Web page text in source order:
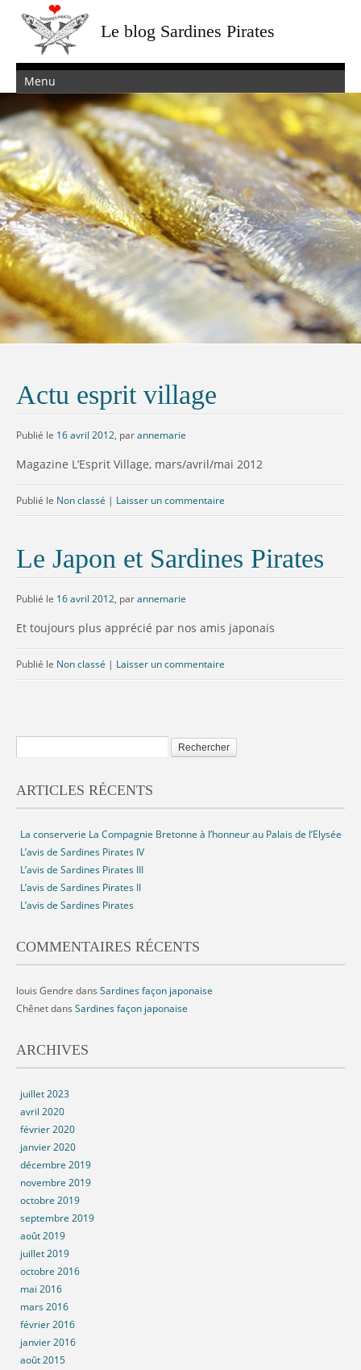
Le blog Sardines Pirates
Menu
Actu esprit village
Publié le 16 avril 2012, parannemarie
Magazine L’Esprit Village, mars/avril/mai 2012
Publié le Non classé | Laisser un commentaire
Le Japon et Sardines Pirates
Publié le 16 avril 2012, parannemarie
Et toujours plus apprécié par nos amis japonais
Publié le Non classé | Laisser un commentaire
ARTICLES RÉCENTS
La conserverie La Compagnie Bretonne à l’honneur au Palais de l’Elysée
L’avis de Sardines Pirates IV
L’avis de Sardines Pirates III
L’avis de Sardines Pirates II
L’avis de Sardines Pirates
COMMENTAIRES RÉCENTS
louis Gendre dans Sardines façon japonaise
Chênetdans Sardines façon japonaise
ARCHIVES
juillet 2023
avril 2020
février 2020
janvier 2020
décembre 2019
novembre 2019
octobre 2019
septembre 2019
août 2019
juillet 2019
octobre 2016
mai 2016
mars 2016
février 2016
janvier 2016
août 2015